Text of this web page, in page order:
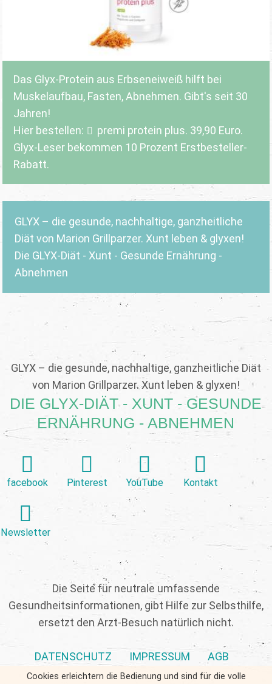
Das Glyx-Protein aus Erbseneiweiß hilft bei
Muskelaufbau, Fasten, Abnehmen. Gibt's seit 30
Jahren!
Hier bestellen:
premi protein plus. 39,90 Euro.
Glyx-Leser bekommen 10 Prozent Erstbesteller-
Rabatt.
GLYX – die gesunde, nachhaltige, ganzheitliche
Diät von Marion Grillparzer. Xunt leben & glyxen!
Die GLYX-Diät - Xunt - Gesunde Ernährung -
Abnehmen
GLYX – die gesunde, nachhaltige, ganzheitliche Diät
von Marion Grillparzer. Xunt leben & glyxen!
DIE GLYX-DIÄT - XUNT - GESUNDE
ERNÄHRUNG - ABNEHMEN
facebook Pinterest YouTube Kontakt
Newsletter
Die Seite für neutrale umfassende
Gesundheitsinformationen, gibt Hilfe zur Selbsthilfe,
ersetzt den Arzt-Besuch natürlich nicht.
DATENSCHUTZ IMPRESSUM AGB
Cookies erleichtern die Bedienung und sind für die volle